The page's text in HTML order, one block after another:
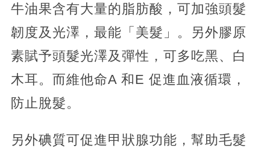
牛油果含有大量的脂肪酸，可加強頭髮
韌度及光澤，最能「美髮」。另外膠原
素賦予頭髮光澤及彈性，可多吃黑、白
木耳。而維他命A 和E 促進血液循環，
防止脫髮。
另外碘質可促進甲狀腺功能，幫助毛髮